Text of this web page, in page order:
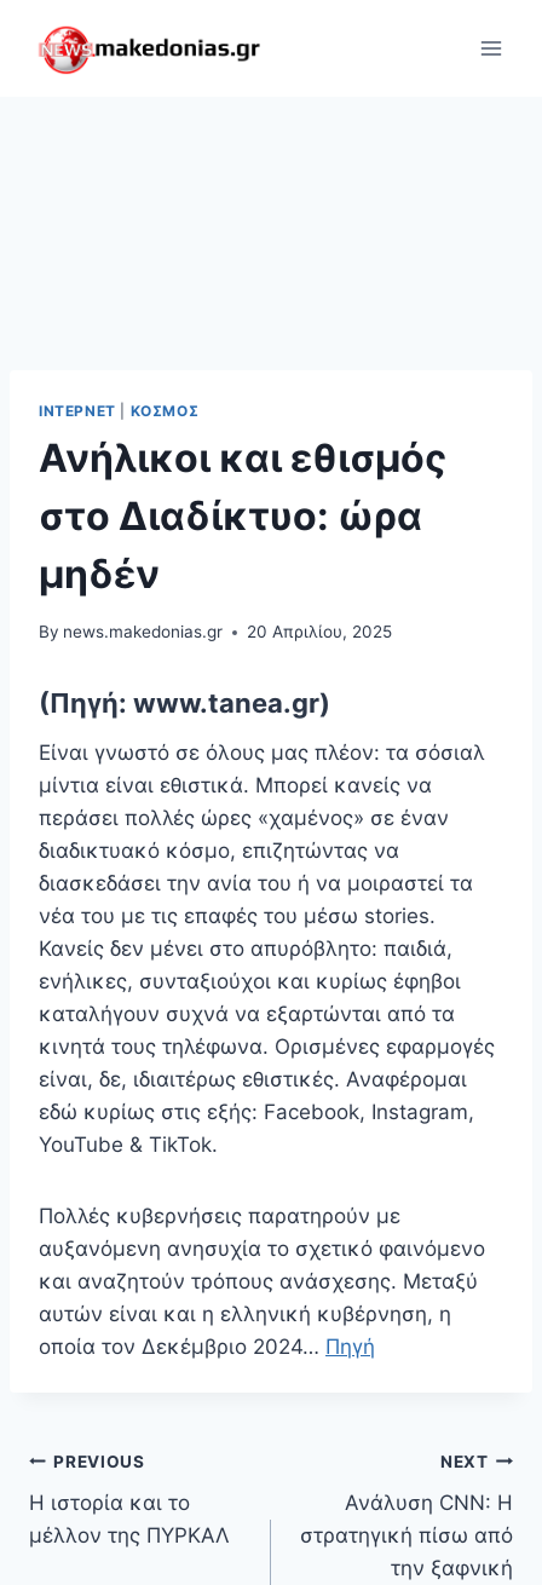
content
ΊΝΤΕΡΝΕΤ ΚΌΣΜΟΣ
Ανήλικοι και εθισμός
στο Διαδίκτυο: ώρα
μηδέν
By news.makedonias.gr 20 Απριλίου, 2025
(Πηγή: www.tanea.gr)
Είναι γνωστό σε όλους μας πλέον: τα σόσιαλ
μίντια είναι εθιστικά. Μπορεί κανείς να
περάσει πολλές ώρες «χαμένος» σε έναν
διαδικτυακό κόσμο, επιζητώντας να
διασκεδάσει την ανία του ή να μοιραστεί τα
νέα του με τις επαφές του μέσω stories.
Κανείς δεν μένει στο απυρόβλητο: παιδιά,
ενήλικες, συνταξιούχοι και κυρίως έφηβοι
καταλήγουν συχνά να εξαρτώνται από τα
κινητά τους τηλέφωνα. Ορισμένες εφαρμογές
είναι, δε, ιδιαιτέρως εθιστικές. Αναφέρομαι
εδώ κυρίως στις εξής: Facebook, Instagram,
YouTube & TikTok.
Πολλές κυβερνήσεις παρατηρούν με
αυξανόμενη ανησυχία το σχετικό φαινόμενο
και αναζητούν τρόπους ανάσχεσης. Μεταξύ
αυτών είναι και η ελληνική κυβέρνηση, η
οποία τον Δεκέμβριο 2024… Πηγή
Πλοήγηση
άρθρων
PREVIOUS
Η ιστορία και το
μέλλον της ΠΥΡΚΑΛ
NEXT
Ανάλυση CNN: Η
στρατηγική πίσω από
την ξαφνική